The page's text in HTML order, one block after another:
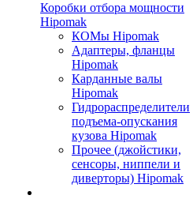
Коробки отбора мощности
Hipomak
КОМы Hipomak
Адаптеры, фланцы
Hipomak
Карданные валы
Hipomak
Гидрораспределители
подъема-опускания
кузова Hipomak
Прочее (джойстики,
сенсоры, ниппели и
диверторы) Hipomak